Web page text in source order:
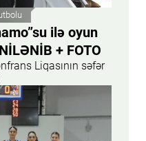
ilə oyun
+ FOTO
Liqasının səfər